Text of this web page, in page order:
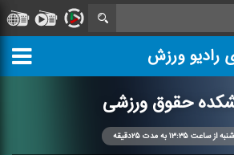
رادیو ورزش
حقوق ورزشی
ساعت ۱۳:۳۵ به مدت ۲۵دقیقه